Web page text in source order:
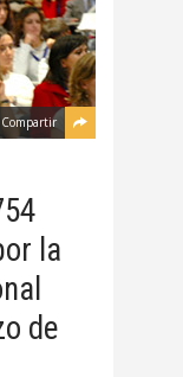
Compartir
la
de